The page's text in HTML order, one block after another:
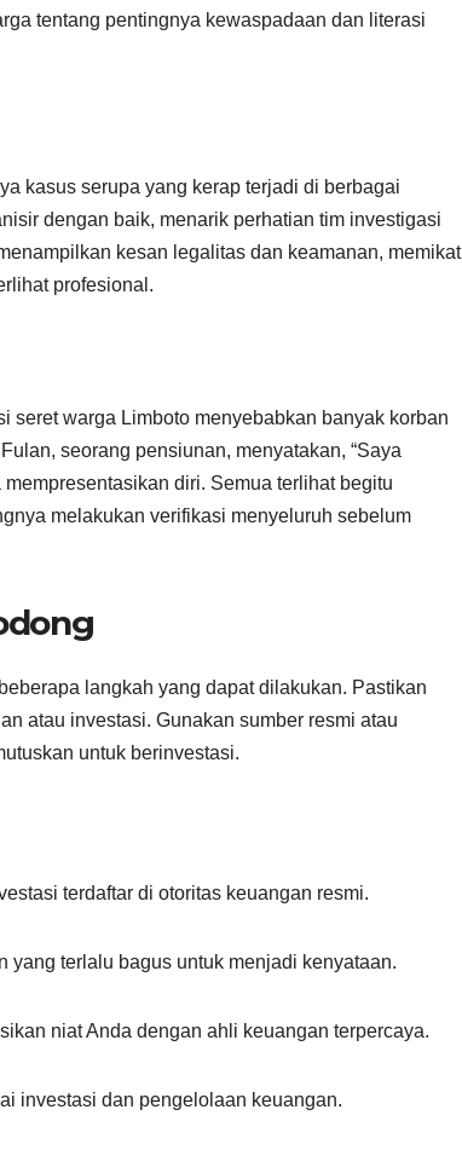
tentang pentingnya kewaspadaan dan literasi
kasus serupa yang kerap terjadi di berbagai
dengan baik, menarik perhatian tim investigasi
kesan legalitas dan keamanan, memikat
profesional.
seret warga Limboto menyebabkan banyak korban
seorang pensiunan, menyatakan, “Saya
diri. Semua terlihat begitu
melakukan verifikasi menyeluruh sebelum
langkah yang dapat dilakukan. Pastikan
atau investasi. Gunakan sumber resmi atau
untuk berinvestasi.
terdaftar di otoritas keuangan resmi.
yang terlalu bagus untuk menjadi kenyataan.
niat Anda dengan ahli keuangan terpercaya.
investasi dan pengelolaan keuangan.